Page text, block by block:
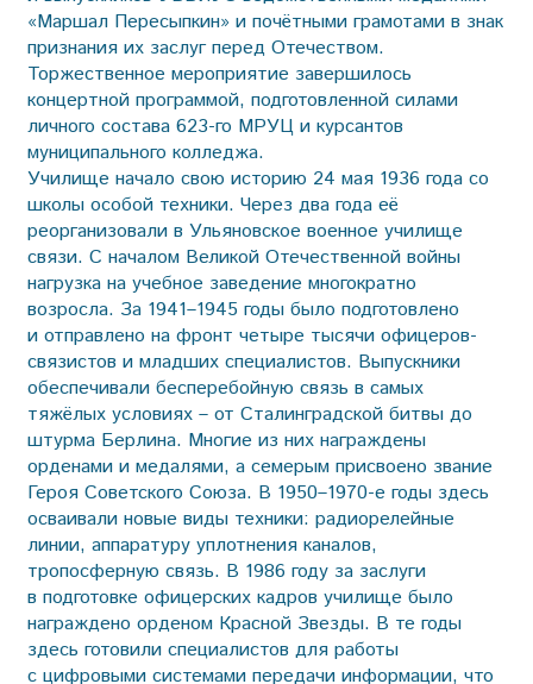
«Маршал Пересыпкин» и почётными грамотами в знак
признания их заслуг перед Отечеством.
Торжественное мероприятие завершилось
концертной программой, подготовленной силами
личного состава 623-го МРУЦ и курсантов
муниципального колледжа.
Училище начало свою историю 24 мая 1936 года со
школы особой техники. Через два года её
реорганизовали в Ульяновское военное училище
связи. С началом Великой Отечественной войны
нагрузка на учебное заведение многократно
возросла. За 1941–1945 годы было подготовлено
и отправлено на фронт четыре тысячи офицеров-
связистов и младших специалистов. Выпускники
обеспечивали бесперебойную связь в самых
тяжёлых условиях – от Сталинградской битвы до
штурма Берлина. Многие из них награждены
орденами и медалями, а семерым присвоено звание
Героя Советского Союза. В 1950–1970-е годы здесь
осваивали новые виды техники: радиорелейные
линии, аппаратуру уплотнения каналов,
тропосферную связь. В 1986 году за заслуги
в подготовке офицерских кадров училище было
награждено орденом Красной Звезды. В те годы
здесь готовили специалистов для работы
с цифровыми системами передачи информации, что